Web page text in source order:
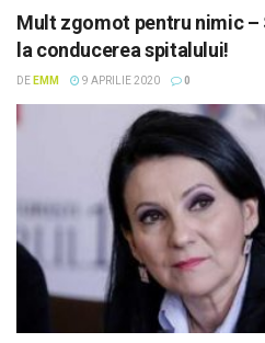
Mult zgomot pentru nimic –
la conducerea spitalului!
DE EMM 9 APRILIE 2020 0